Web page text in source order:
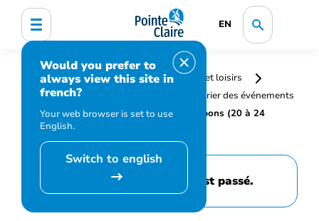
EN
Would you prefer to
always view this site in
french?
Your web browser is set to use
English.
Switch to english
Accueil
Bibliothèque, culture, sports et loisirs
Programmation et inscription
Calendrier des événements
et activités
Karibou – Les ratons fripons (20 à 24
mois)
Cet événement est passé.